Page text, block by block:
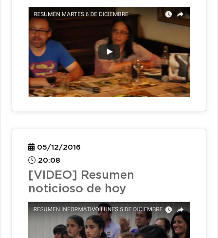
05/12/2016
20:08
[VIDEO] Resumen
noticioso de hoy